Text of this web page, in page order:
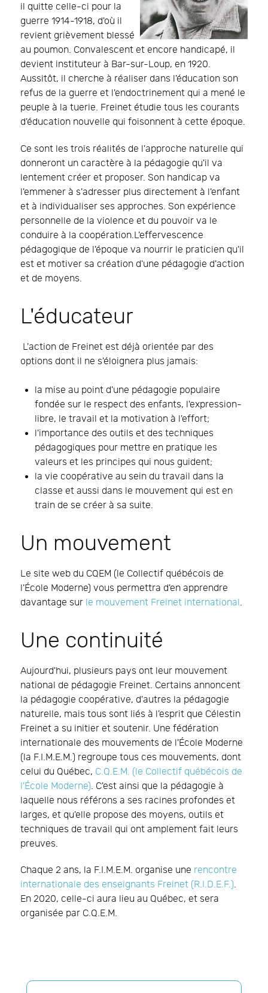
il quitte celle-ci pour la
guerre 1914-1918, d'où il
revient grièvement blessé
au poumon. Convalescent et encore handicapé, il
devient instituteur à Bar-sur-Loup, en 1920.
Aussitôt, il cherche à réaliser dans l'éducation son
refus de la guerre et l'endoctrinement qui a mené le
peuple à la tuerie. Freinet étudie tous les courants
d'éducation nouvelle qui foisonnent à cette époque.
Ce sont les trois réalités de l'approche naturelle qui
donneront un caractère à la pédagogie qu'il va
lentement créer et proposer. Son handicap va
l'emmener à s'adresser plus directement à l'enfant
et à individualiser ses approches. Son expérience
personnelle de la violence et du pouvoir va le
conduire à la coopération.L'effervescence
pédagogique de l'époque va nourrir le praticien qu'il
est et motiver sa création d'une pédagogie d'action
et de moyens.
L'éducateur
L'action de Freinet est déjà orientée par des
options dont il ne s'éloignera plus jamais:
la mise au point d'une pédagogie populaire
fondée sur le respect des enfants, l'expression-
libre, le travail et la motivation à l'effort;
l'importance des outils et des techniques
pédagogiques pour mettre en pratique les
valeurs et les principes qui nous guident;
la vie coopérative au sein du travail dans la
classe et aussi dans le mouvement qui est en
train de se créer à sa suite.
Un mouvement
Le site web du CQEM (le Collectif québécois de
l'École Moderne) vous permettra d'en apprendre
davantage sur le mouvement Freinet international.
Une continuité
Aujourd'hui, plusieurs pays ont leur mouvement
national de pédagogie Freinet. Certains annoncent
la pédagogie coopérative, d'autres la pédagogie
naturelle, mais tous sont liés à l'esprit que Célestin
Freinet a su initier et soutenir. Une fédération
internationale des mouvements de l'École Moderne
(la F.I.M.E.M.) regroupe tous ces mouvements, dont
celui du Québec, C.Q.E.M. (le Collectif québécois de
l'École Moderne). C'est ainsi que la pédagogie à
laquelle nous référons a ses racines profondes et
larges, et qu'elle propose des moyens, outils et
techniques de travail qui ont amplement fait leurs
preuves.
Chaque 2 ans, la F.I.M.E.M. organise une rencontre
internationale des enseignants Freinet (R.I.D.E.F.).
En 2020, celle-ci aura lieu au Québec, et sera
organisée par C.Q.E.M.